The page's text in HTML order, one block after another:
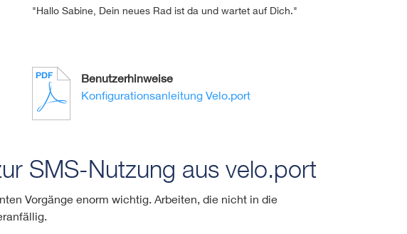
"Hallo Sabine, Dein neues Rad ist da und wartet auf Dich."
Benutzerhinweise
Konfigurationsanleitung Velo.port
SMS-Nutzung aus velo.port
Vorgänge enorm wichtig. Arbeiten, die nicht in die